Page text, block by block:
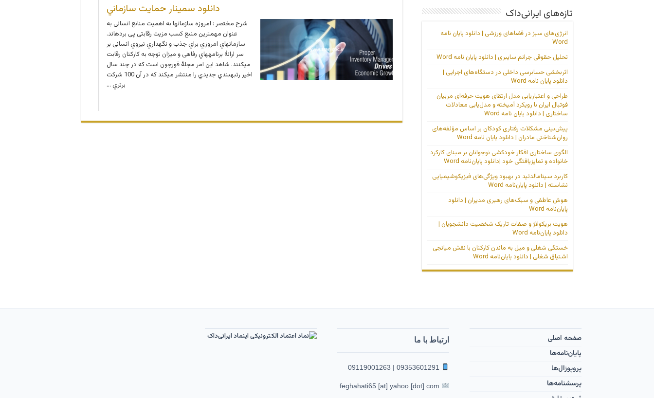
دانلود سمینار حمايت سازماني
شرح مختصر : امروزه سازمان­ها به اهمیت منابع انسانی به
عنوان مهمترین منبع کسب مزیت رقابتی پی برده­اند.
سازمان­هاي امروزي براي جذب و نگهداري نیروي انسانی بر
سر ارائۀ برنامه­هاي رفاهی و میزان توجه به کارکنان رقابت
می­کنند. شاهد این امر مجلۀ فورچون است که در چند سال
اخیر رتبه­بندي جدیدي را منتشر می­کند که در آن 100 شرکت
برتري …
تازه‌های ایرانی‌داک
انرژی‌های سبز در فضاهای ورزشی | دانلود پایان نامه
Word
تحلیل حقوقی جرائم سایبری | دانلود پایان نامه Word
اثربخشی حسابرسی داخلی در دستگاه‌های اجرایی |
دانلود پایان نامه Word
طراحی و اعتباریابی مدل ارتقای هویت حرفه‌ای مربیان
فوتبال ایران با رویکرد آمیخته و مدل‌یابی معادلات
ساختاری | دانلود پایان نامه Word
پیش‌بینی مشکلات رفتاری کودکان بر اساس مؤلفه‌های
روان‌شناختی مادران | دانلود پایان نامه Word
الگوی ساختاری افکار خودکشی نوجوانان بر مبنای کارکرد
خانواده و تمایزیافتگی خود |دانلود پایان‌نامه Word
کاربرد سینامالدئید در بهبود ویژگی‌های فیزیکوشیمیایی
نشاسته | دانلود پایان‌نامه Word
هوش عاطفی و سبک‌های رهبری مدیران | دانلود
پایان‌نامه Word
هویت بریکولاژ و صفات تاریک شخصیت دانشجویان |
دانلود پایان‌نامه Word
خستگی شغلی و میل به ماندن کارکنان با نقش میانجی
اشتیاق شغلی | دانلود پایان‌نامه Word
صفحه اصلی
پایان‌نامه‌ها
پروپوزال‌ها
پرسشنامه‌ها
ارتباط با ما